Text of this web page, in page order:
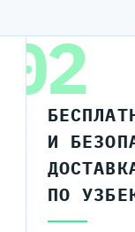
02
И
ПО